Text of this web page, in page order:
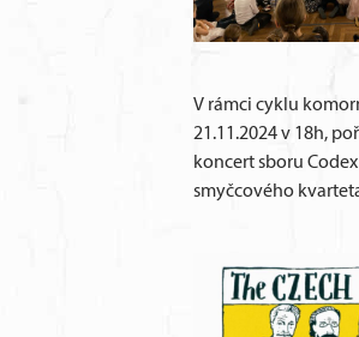
V rámci cyklu
21.11.2024 v 18h,
koncert sboru
smyčcového